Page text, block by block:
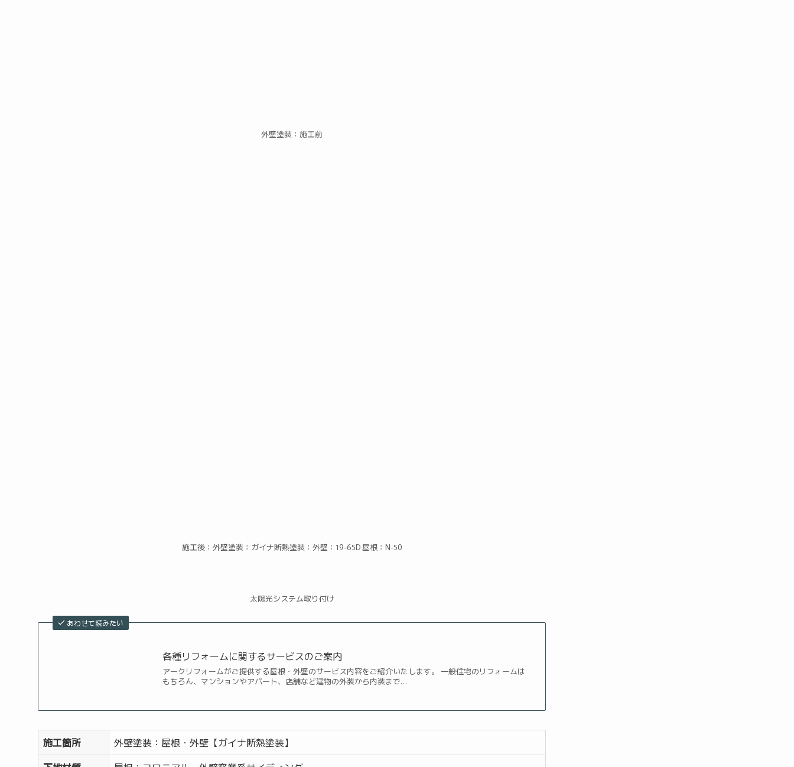
外壁塗装：施工前
施工後：外壁塗装：ガイナ断熱塗装：外壁：19-65D 屋根：N-50
太陽光システム取り付け
あわせて読みたい
各種リフォームに関するサービスのご案内
アークリフォームがご提供する屋根・外壁のサービス内容をご紹介いたします。 一般住宅のリフォームは
もちろん、マンションやアパート、店舗など建物の外装から内装まで…
施工箇所
外壁塗装：屋根・外壁【ガイナ断熱塗装】